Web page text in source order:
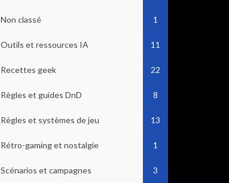
Non classé 1
Outils et ressources IA 11
Recettes geek 22
Règles et guides DnD 8
Règles et systèmes de jeu 13
Rétro-gaming et nostalgie 1
Scénarios et campagnes 3